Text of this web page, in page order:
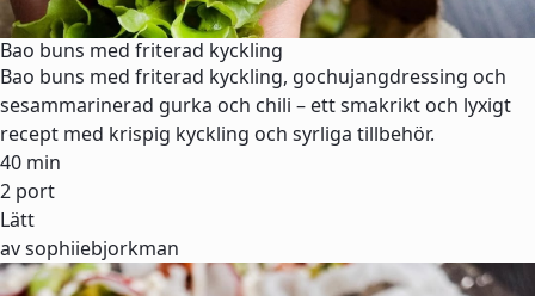
Bao buns med friterad kyckling
Bao buns med friterad kyckling, gochujangdressing och
sesammarinerad gurka och chili – ett smakrikt och lyxigt
recept med krispig kyckling och syrliga tillbehör.
40 min
2 port
Lätt
av sophiiebjorkman